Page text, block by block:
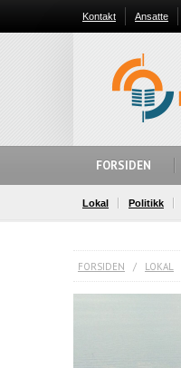
Kontakt Ansatte
FORSIDEN
Lokal Politikk
FORSIDEN / LOKAL